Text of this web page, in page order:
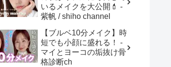
いるメイクを大公開💄 -
紫帆 / shiho channel
【ブルベ10分メイク】時
短でも小顔に盛れる！ -
マイとヨーコの垢抜け骨
格診断ch